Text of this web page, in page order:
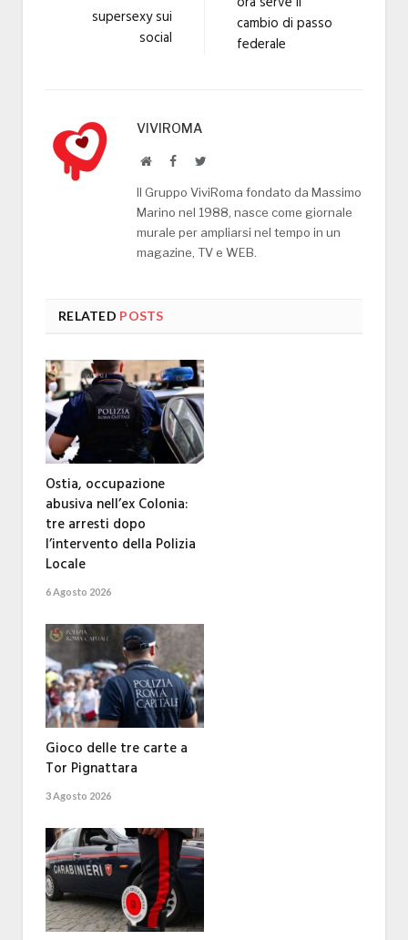
supersexy sui
social
cambio di passo
federale
VIVIROMA
WebsiteFacebookTwitter
Il Gruppo ViviRoma fondato da Massimo
Marino nel 1988, nasce come giornale
murale per ampliarsi nel tempo in un
magazine, TV e WEB.
RELATED POSTS
Ostia, occupazione
abusiva nell’ex Colonia:
tre arresti dopo
l’intervento della Polizia
Locale
6 Agosto 2026
Gioco delle tre carte a
Tor Pignattara
3 Agosto 2026